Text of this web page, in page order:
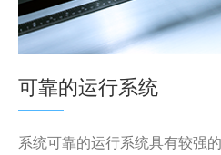
可靠的运行系统
系统可靠的运行系统具有较强